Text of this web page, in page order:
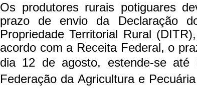
Os produtores rurais potiguares
prazo de envio da Declaração
Propriedade Territorial Rural
acordo com a Receita Federal, o
dia 12 de agosto, estende-se até
Federação da Agricultura e